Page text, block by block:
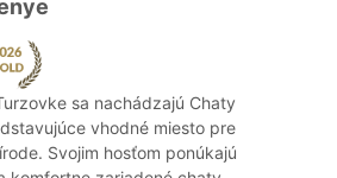
sa nachádzajú Chaty
vhodné miesto pre
Svojim hosťom ponúkajú